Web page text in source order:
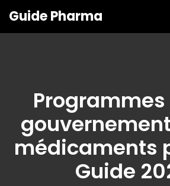
Guide Pharma
médicaments
Guide